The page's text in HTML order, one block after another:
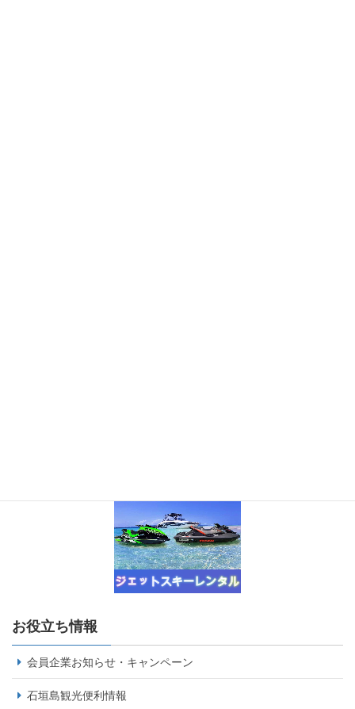
お役立ち情報
会員企業お知らせ・キャンペーン
石垣島観光便利情報